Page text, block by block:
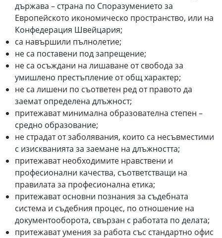
държава – страна по Споразумението за
Европейското икономическо пространство, или на
Конфедерация Швейцария;
са навършили пълнолетие;
не са поставени под запрещение;
не са осъждани на лишаване от свобода за
умишлено престъпление от общ характер;
не са лишени по съответен ред от правото да
заемат определена длъжност;
притежават минимална образователна степен –
средно образование;
не страдат от заболявания, които са несъвместими
с изискванията за заемане на длъжността;
притежават необходимите нравствени и
професионални качества, съответстващи на
правилата за професионална етика;
притежават основни познания за съдебната
система и съдебния процес, по отношение на
документооборота, свързан с работата по делата;
притежават умения за работа със стандартно офис